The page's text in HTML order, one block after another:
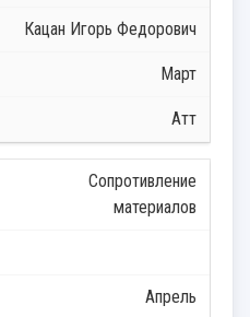
Кацан Игорь Федорович
Март
Атт
Сопротивление
материалов
Апрель